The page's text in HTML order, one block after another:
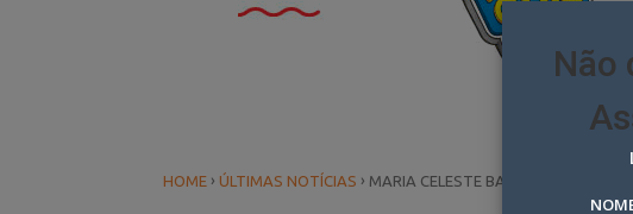
HOME › ÚLTIMAS NOTÍCIAS › MARIA CELESTE BAZILIO ASSUME
Não